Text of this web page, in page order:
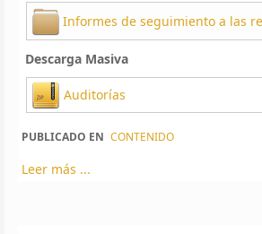
Informes de seguimiento a las
Descarga Masiva
Auditorías
PUBLICADO EN CONTENIDO
Leer más ...